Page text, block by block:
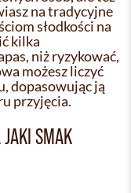
na tradycyjne
słodkości na
kilka
niż ryzykować,
możesz liczyć
dopasowując ją
przyjęcia.
JAKI SMAK